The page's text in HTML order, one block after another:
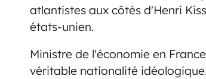
atlantistes aux côtés d'Henri
états-unien.
Ministre de l'économie en
véritable nationalité